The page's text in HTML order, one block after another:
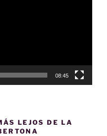
08:45
LEJOS DE LA